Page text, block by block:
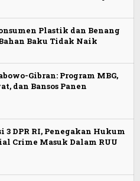
Plastik dan Benang
Baku Tidak Naik
Gibran: Program MBG,
dan Bansos Panen
3 DPR RI, Penegakan Hukum
Crime Masuk Dalam RUU